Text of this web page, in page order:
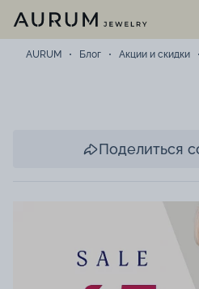
AURUM Блог Акции и скидки
Поделиться